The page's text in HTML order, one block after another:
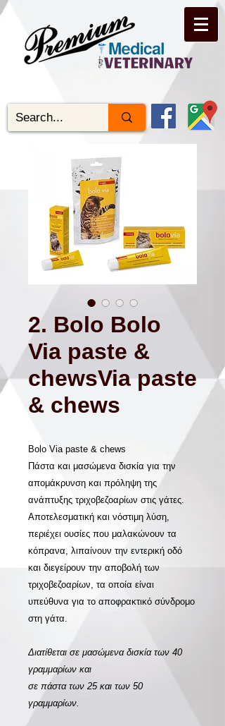
2. Bolo Bolo
Via paste &
chewsVia paste
& chews
Bolo Via paste & chews
Πάστα και μασώμενα δισκία για την
απομάκρυνση και πρόληψη της
ανάπτυξης τριχοβεζοαρίων στις γάτες.
Αποτελεσματική και νόστιμη λύση,
περιέχει ουσίες που μαλακώνουν τα
κόπρανα, λιπαίνουν την εντερική οδό
και διεγείρουν την αποβολή των
τριχοβεζοαρίων, τα οποία είναι
υπεύθυνα για το αποφρακτικό σύνδρομο
στη γάτα.
Διατίθεται σε μασώμενα δισκία των 40
γραμμαρίων και
σε πάστα των 25 και των 50
γραμμαρίων.